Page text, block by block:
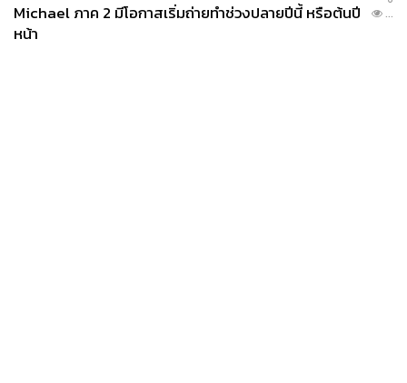
Michael ภาค 2 มีโอกาสเริ่มถ่ายทำช่วงปลายปีนี้ หรือต้นปี
หน้า
...